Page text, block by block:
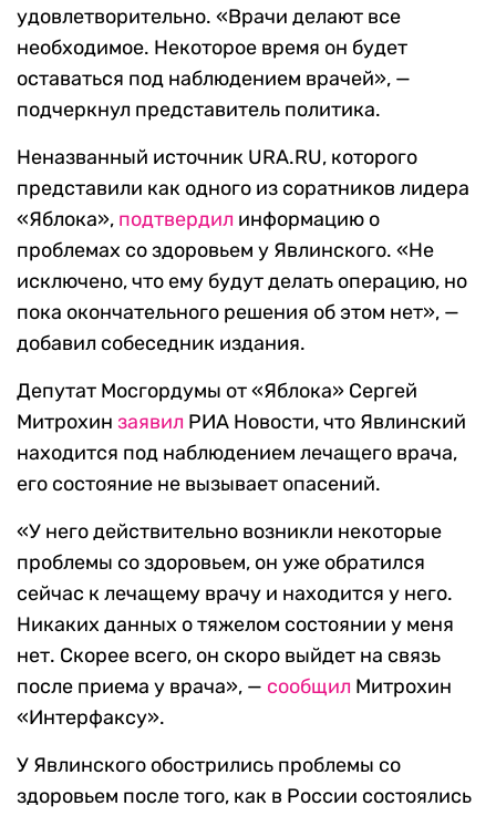
удовлетворительно. «Врачи делают все
необходимое. Некоторое время он будет
оставаться под наблюдением врачей», —
подчеркнул представитель политика.
Неназванный источник URA.RU, которого
представили как одного из соратников лидера
«Яблока», подтвердил информацию о
проблемах со здоровьем у Явлинского. «Не
исключено, что ему будут делать операцию, но
пока окончательного решения об этом нет», —
добавил собеседник издания.
Депутат Мосгордумы от «Яблока» Сергей
Митрохин заявил РИА Новости, что Явлинский
находится под наблюдением лечащего врача,
его состояние не вызывает опасений.
«У него действительно возникли некоторые
проблемы со здоровьем, он уже обратился
сейчас к лечащему врачу и находится у него.
Никаких данных о тяжелом состоянии у меня
нет. Скорее всего, он скоро выйдет на связь
после приема у врача», — сообщил Митрохин
«Интерфаксу».
У Явлинского обострились проблемы со
здоровьем после того, как в России состоялись